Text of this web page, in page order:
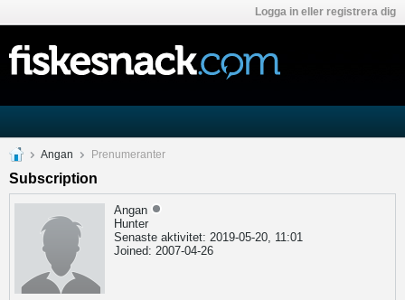
Logga in eller registrera dig
Angan Prenumeranter
Subscription
Angan
Hunter
Senaste aktivitet: 2019-05-20, 11:01
Joined: 2007-04-26